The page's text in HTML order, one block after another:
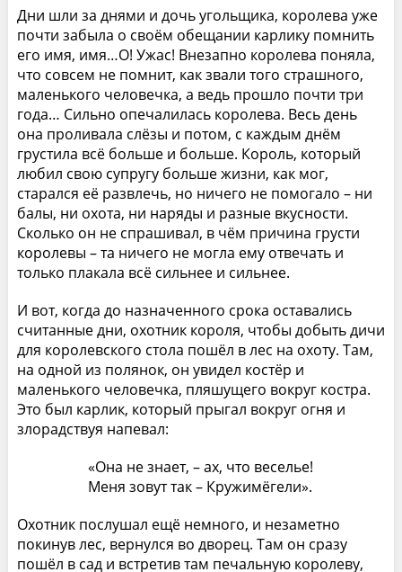
Дни шли за днями и дочь угольщика, королева уже
почти забыла о своём обещании карлику помнить
его имя, имя…О! Ужас! Внезапно королева поняла,
что совсем не помнит, как звали того страшного,
маленького человечка, а ведь прошло почти три
года… Сильно опечалилась королева. Весь день
она проливала слёзы и потом, с каждым днём
грустила всё больше и больше. Король, который
любил свою супругу больше жизни, как мог,
старался её развлечь, но ничего не помогало – ни
балы, ни охота, ни наряды и разные вкусности.
Сколько он не спрашивал, в чём причина грусти
королевы – та ничего не могла ему отвечать и
только плакала всё сильнее и сильнее.
И вот, когда до назначенного срока оставались
считанные дни, охотник короля, чтобы добыть дичи
для королевского стола пошёл в лес на охоту. Там,
на одной из полянок, он увидел костёр и
маленького человечка, пляшущего вокруг костра.
Это был карлик, который прыгал вокруг огня и
злорадствуя напевал:
«Она не знает, – ах, что веселье!
Меня зовут так – Кружимёгели».
Охотник послушал ещё немного, и незаметно
покинув лес, вернулся во дворец. Там он сразу
пошёл в сад и встретив там печальную королеву,